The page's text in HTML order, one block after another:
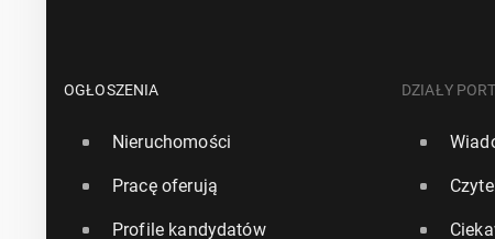
Polacy
OGŁOSZENIA
Nieruchomości
Pracę oferują
Profile kandydatów
DZIAŁY